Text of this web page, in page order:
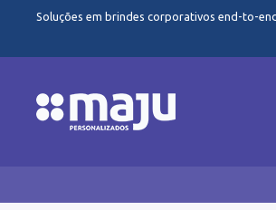
Soluções em brindes corporativos end-to-end